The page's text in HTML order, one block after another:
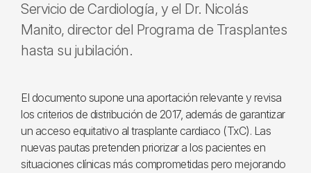
Servicio de Cardiología, y el Dr. Nicolás
Manito, director del Programa de Trasplantes
hasta su jubilación.
El documento supone una aportación relevante y revisa
los criterios de distribución de 2017, además de garantizar
un acceso equitativo al trasplante cardiaco (TxC). Las
nuevas pautas pretenden priorizar a los pacientes en
situaciones clínicas más comprometidas pero mejorando